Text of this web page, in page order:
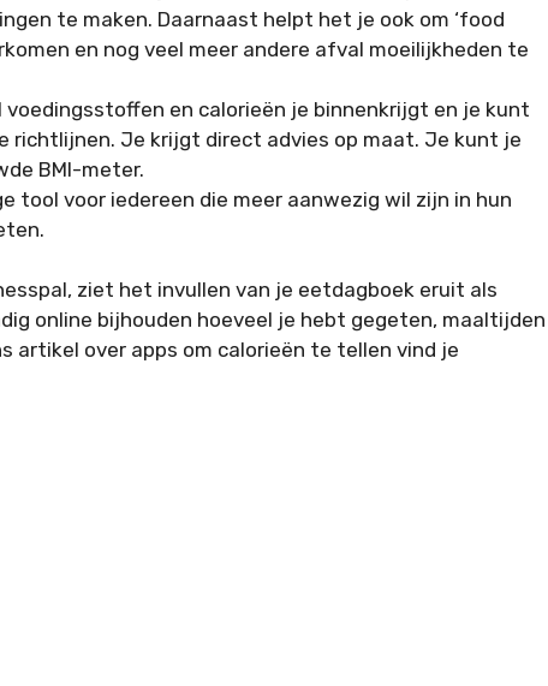
te maken. Daarnaast helpt het je ook om ‘food
en nog veel meer andere afval moeilijkheden te
en calorieën je binnenkrijgt en je kunt
richtlijnen. Je krijgt direct advies op maat. Je kunt je
BMI-meter.
tool voor iedereen die meer aanwezig wil zijn in hun
ziet het invullen van je eetdagboek eruit als
online bijhouden hoeveel je hebt gegeten, maaltijden
artikel over apps om calorieën te tellen vind je